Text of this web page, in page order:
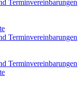
Terminvereinbarungen
Terminvereinbarungen
Terminvereinbarungen